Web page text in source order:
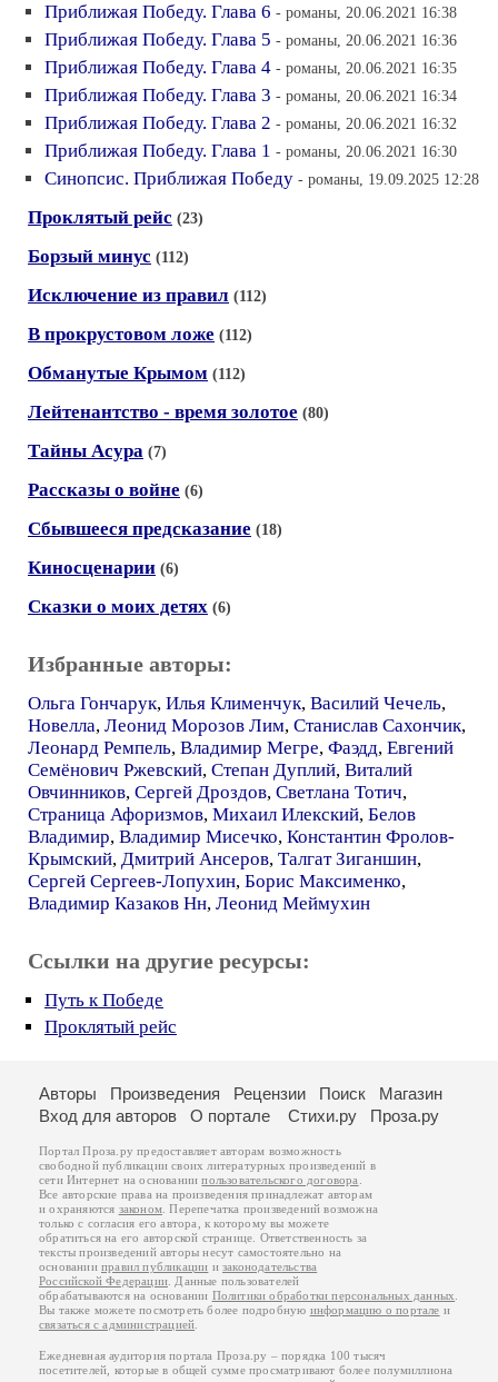
Приближая Победу. Глава 6 - романы, 20.06.2021 16:38
Приближая Победу. Глава 5 - романы, 20.06.2021 16:36
Приближая Победу. Глава 4 - романы, 20.06.2021 16:35
Приближая Победу. Глава 3 - романы, 20.06.2021 16:34
Приближая Победу. Глава 2 - романы, 20.06.2021 16:32
Приближая Победу. Глава 1 - романы, 20.06.2021 16:30
Синопсис. Приближая Победу - романы, 19.09.2025 12:28
Проклятый рейс (23)
Борзый минус (112)
Исключение из правил (112)
В прокрустовом ложе (112)
Обманутые Крымом (112)
Лейтенантство - время золотое (80)
Тайны Асура (7)
Рассказы о войне (6)
Сбывшееся предсказание (18)
Киносценарии (6)
Сказки о моих детях (6)
Избранные авторы:
Ольга Гончарук, Илья Клименчук, Василий Чечель,
Новелла, Леонид Морозов Лим, Станислав Сахончик,
Леонард Ремпель, Владимир Мегре, Фаэдд, Евгений
Семёнович Ржевский, Степан Дуплий, Виталий
Овчинников, Сергей Дроздов, Светлана Тотич,
Страница Афоризмов, Михаил Илекский, Белов
Владимир, Владимир Мисечко, Константин Фролов-
Крымский, Дмитрий Ансеров, Талгат Зиганшин,
Сергей Сергеев-Лопухин, Борис Максименко,
Владимир Казаков Нн, Леонид Меймухин
Ссылки на другие ресурсы:
Путь к Победе
Проклятый рейс
Авторы Произведения Рецензии Поиск
Магазин
Вход для авторов
О портале Стихи.ру Проза.ру
Портал Проза.ру предоставляет авторам возможность
свободной публикации своих литературных произведений в
сети Интернет на основаниипользовательского договора
Все авторские права на произведения принадлежат авторам
и охраняются законом . Перепечатка произведений возможна
только с согласия его автора, к которому вы можете
обратиться на его авторской странице. Ответственность за
тексты произведений авторы несут самостоятельно на
основанииправил публикации изаконодательства
Российской Федерации . Данные пользователей
обрабатываются на основании Политики обработки персональных данных
Вы также можете посмотреть более подробную информацию о портале и
связаться с администрацией
Ежедневная аудитория портала Проза.ру – порядка 100 тысяч
посетителей, которые в общей сумме просматривают более полумиллиона